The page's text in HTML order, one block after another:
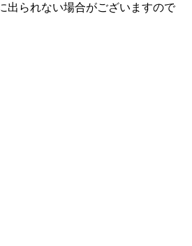
出られない場合がございますので